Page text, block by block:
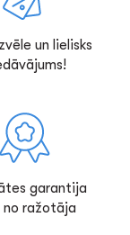
un lielisks
garantija
no ražotāja